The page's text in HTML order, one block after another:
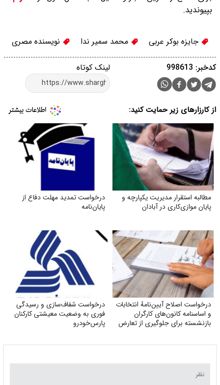
بپیوندید.
جایزه بوکر عربی محمد سمیر ندا نویسنده مصری
لینک کوتاه کدخبر: 998613
از کارزارهای زیر حمایت کنید:
مطالبه استقرار مدیریت یکپارچه و
پایان موازی‌کاری در آبادان
درخواست تمدید مهلت دفاع از
پایان‌نامه
درخواست اصلاح آیین‌نامهٔ انتخابات
و اساسنامه کانون‌های کارگران
بازنشسته برای جلوگیری از تعارض
درخواست شفاف‌سازی و رسیدگی
فوری به وضعیت معیشتی کارکنان
پارس‌خودرو